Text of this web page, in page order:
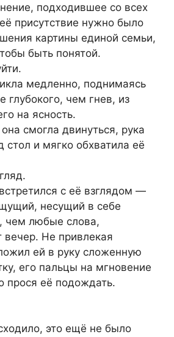
подходившее со всех
присутствие нужно было
картины единой семьи,
быть понятой.
медленно, поднимаясь
глубокого, чем гнев, из
на ясность.
смогла двинуться, рука
стол и мягко обхватила её
с её взглядом —
несущий в себе
чем любые слова,
вечер. Не привлекая
ей в руку сложенную
его пальцы на мгновение
прося её подождать.
это ещё не было